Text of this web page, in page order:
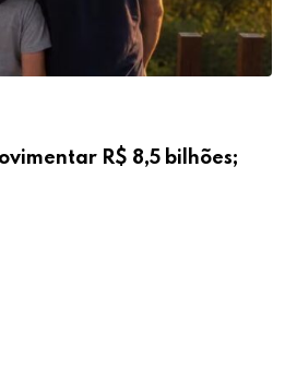
R$ 8,5 bilhões;